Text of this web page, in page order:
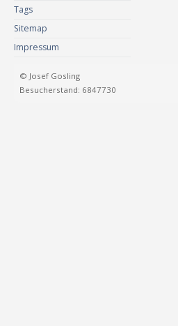
Tags
Sitemap
Impressum
© Josef Gosling
Besucherstand: 6847730